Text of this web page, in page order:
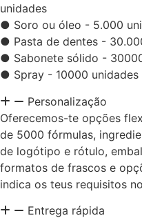
unidades
● Soro ou óleo - 5.000
● Pasta de dentes -
● Sabonete sólido -
● Spray - 10000 unidades
Personalização
Oferecemos-te opções
de 5000 fórmulas,
de logótipo e rótulo,
formatos de frascos e
indica os teus requisitos
Entrega rápida